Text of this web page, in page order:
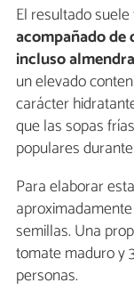
El resultado
acompañado de
incluso
un elevado
carácter
que las sopas
populares
Para elaborar
semillas. Una
tomate maduro y
personas.